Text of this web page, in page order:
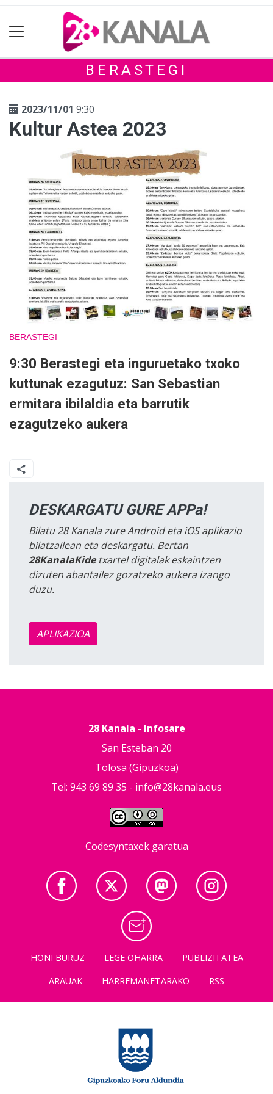
BERASTEGI
2023/11/01 9:30
Kultur Astea 2023
BERASTEGI
9:30 Berastegi eta inguruetako txoko
kuttunak ezagutuz: San Sebastian
ermitara ibilaldia eta barrutik
ezagutzeko aukera
DESKARGATU GURE APPa!
Bilatu 28 Kanala zure Android eta iOS aplikazio
bilatzailean eta deskargatu. Bertan
28KanalaKidetxartel digitalak eskaintzen
dizuten abantailez gozatzeko aukera izango
duzu.
APLIKAZIOA
28 Kanala - Infosare
San Esteban 20
Tolosa (Gipuzkoa)
Tel: 943 69 89 35 - info@28kanala.eus
Codesyntaxek garatua
HONI BURUZ LEGE OHARRA
PUBLIZITATEA
ARAUAK
HARREMANETARAKO RSS